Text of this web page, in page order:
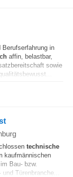
in
affin, belastbar,
sowie
technische
kaufmännischen
Bau- bzw.
Türenbranche...